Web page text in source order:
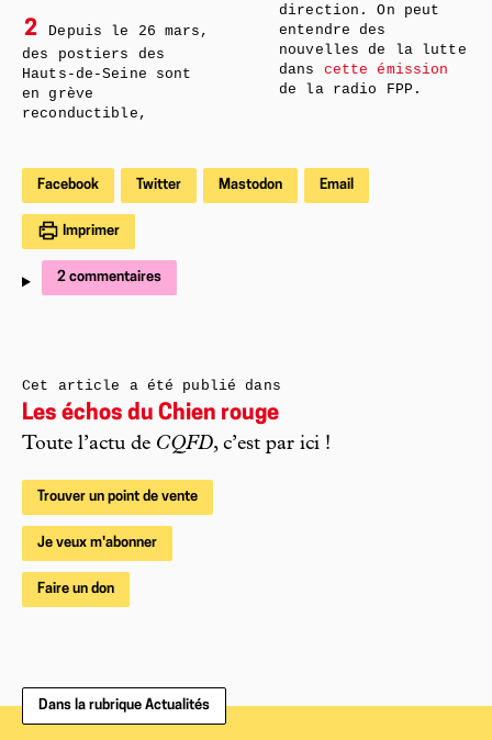
2
Depuis le 26 mars,
des postiers des
Hauts-de-Seine sont
en grève
reconductible,
direction. On peut
entendre des
nouvelles de la lutte
dans cette émission
de la radio FPP.
Facebook Twitter Mastodon Email
Imprimer
2 commentaires
Cet article a été publié dans
Les échos du Chien rouge
Toute l’actu de CQFD, c’est par ici !
Trouver un point de vente
Je veux m'abonner
Faire un don
Dans la rubrique Actualités